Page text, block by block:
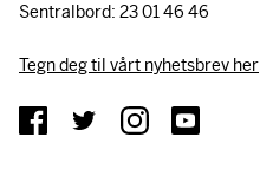
Sentralbord: 23 01 46 46
Tegn deg til vårt nyhetsbrev her